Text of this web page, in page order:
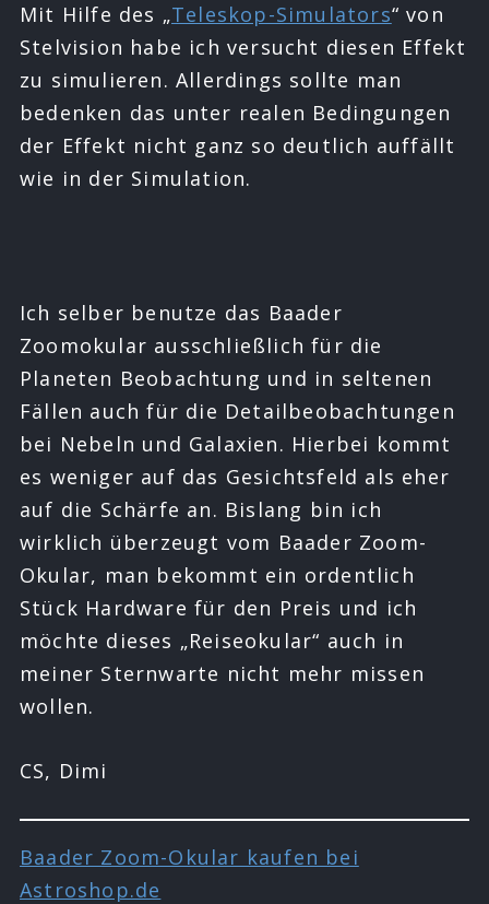
Mit Hilfe des „Teleskop-Simulators“ von
Stelvision habe ich versucht diesen Effekt
zu simulieren. Allerdings sollte man
bedenken das unter realen Bedingungen
der Effekt nicht ganz so deutlich auffällt
wie in der Simulation.
Ich selber benutze das Baader
Zoomokular ausschließlich für die
Planeten Beobachtung und in seltenen
Fällen auch für die Detailbeobachtungen
bei Nebeln und Galaxien. Hierbei kommt
es weniger auf das Gesichtsfeld als eher
auf die Schärfe an. Bislang bin ich
wirklich überzeugt vom Baader Zoom-
Okular, man bekommt ein ordentlich
Stück Hardware für den Preis und ich
möchte dieses „Reiseokular“ auch in
meiner Sternwarte nicht mehr missen
wollen.
CS, Dimi
Baader Zoom-Okular kaufen bei
Astroshop.de